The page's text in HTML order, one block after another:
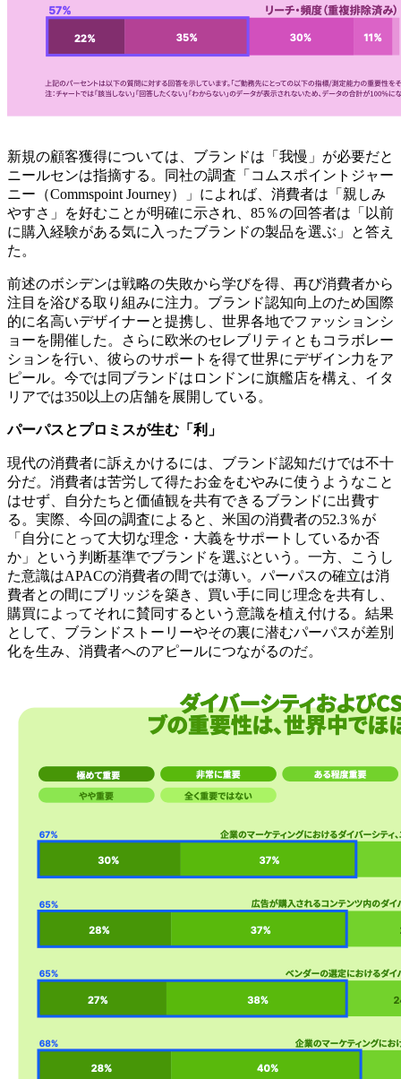
新規の顧客獲得については、ブランドは「我慢」が必要だと
ニールセンは指摘する。同社の調査「コムスポイントジャー
ニー（Commspoint Journey）」によれば、消費者は「親しみ
やすさ」を好むことが明確に示され、85％の回答者は「以前
に購入経験がある気に入ったブランドの製品を選ぶ」と答え
た。
前述のボシデンは戦略の失敗から学びを得、再び消費者から
注目を浴びる取り組みに注力。ブランド認知向上のため国際
的に名高いデザイナーと提携し、世界各地でファッションシ
ョーを開催した。さらに欧米のセレブリティともコラボレー
ションを行い、彼らのサポートを得て世界にデザイン力をア
ピール。今では同ブランドはロンドンに旗艦店を構え、イタ
リアでは350以上の店舗を展開している。
パーパスとプロミスが生む「利」
現代の消費者に訴えかけるには、ブランド認知だけでは不十
分だ。消費者は苦労して得たお金をむやみに使うようなこと
はせず、自分たちと価値観を共有できるブランドに出費す
る。実際、今回の調査によると、米国の消費者の52.3％が
「自分にとって大切な理念・大義をサポートしているか否
か」という判断基準でブランドを選ぶという。一方、こうし
た意識はAPACの消費者の間では薄い。パーパスの確立は消
費者との間にブリッジを築き、買い手に同じ理念を共有し、
購買によってそれに賛同するという意識を植え付ける。結果
として、ブランドストーリーやその裏に潜むパーパスが差別
化を生み、消費者へのアピールにつながるのだ。